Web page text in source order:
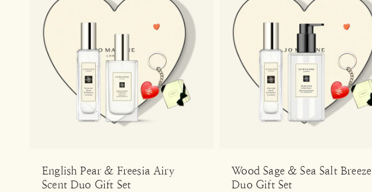
English Pear & Freesia Airy
Scent Duo Gift Set
Wood Sage & Sea Salt Breeze
Duo Gift Set